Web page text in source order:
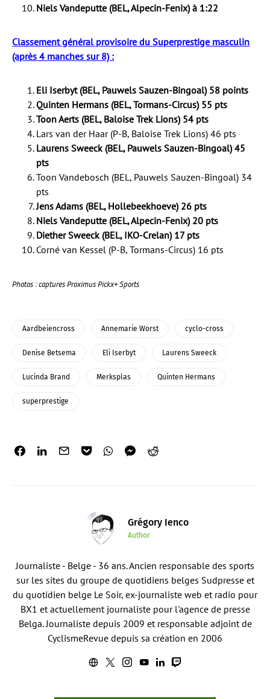
Niels Vandeputte (BEL, Alpecin-Fenix) à 1:22
Classement général provisoire du Superprestige masculin
(après 4 manches sur 8) :
Eli Iserbyt (BEL, Pauwels Sauzen-Bingoal) 58 points
Quinten Hermans (BEL, Tormans-Circus) 55 pts
Toon Aerts (BEL, Baloise Trek Lions) 54 pts
Lars van der Haar (P-B, Baloise Trek Lions) 46 pts
Laurens Sweeck (BEL, Pauwels Sauzen-Bingoal) 45
pts
Toon Vandebosch (BEL, Pauwels Sauzen-Bingoal) 34
pts
Jens Adams (BEL, Hollebeekhoeve) 26 pts
Niels Vandeputte (BEL, Alpecin-Fenix) 20 pts
Diether Sweeck (BEL, IKO-Crelan) 17 pts
Corné van Kessel (P-B, Tormans-Circus) 16 pts
Photos : captures Proximus Pickx+ Sports
Aardbeiencross Annemarie Worst cyclo-cross
Denise Betsema Eli Iserbyt Laurens Sweeck
Lucinda Brand Merksplas Quinten Hermans
superprestige
Grégory Ienco
Author
Journaliste - Belge - 36 ans. Ancien responsable des sports
sur les sites du groupe de quotidiens belges Sudpresse et
du quotidien belge Le Soir, ex-journaliste web et radio pour
BX1 et actuellement journaliste pour l'agence de presse
Belga. Journaliste depuis 2009 et responsable adjoint de
CyclismeRevue depuis sa création en 2006